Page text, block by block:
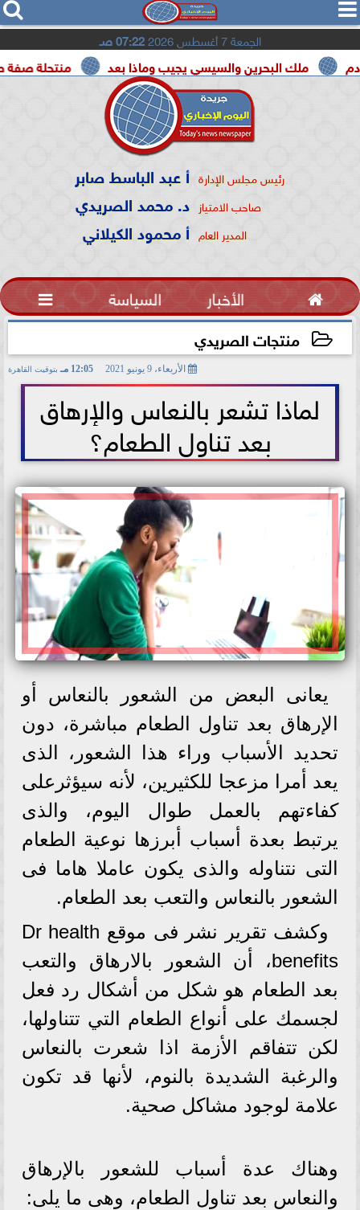
  
الجمعة 7 أغسطس 2026 07:22 صـ
منتحلة صفة صحفية ملك البحرين والسيسي يجيب وماذا بعد
رئيس مجلس الإدارة أ عبد الباسط صابر
صاحب الامتياز د. محمد الصريدي
المدير العام أ محمود الكيلاني
 الأخبار السياسة 
منتجات الصريدي
الأربعاء، 9 يونيو 2021 12:05 مـ بتوقيت القاهرة
لماذا تشعر بالنعاس والإرهاق
بعد تناول الطعام؟
يعانى البعض من الشعور بالنعاس أو
الإرهاق بعد تناول الطعام مباشرة، دون
تحديد الأسباب وراء هذا الشعور، الذى
يعد أمرا مزعجا للكثيرين، لأنه سيؤثرعلى
كفاءتهم بالعمل طوال اليوم، والذى
يرتبط بعدة أسباب أبرزها نوعية الطعام
التى نتناوله والذى يكون عاملا هاما فى
الشعور بالنعاس والتعب بعد الطعام.
وكشف تقرير نشر فى موقع Dr health
benefits، أن الشعور بالارهاق والتعب
بعد الطعام هو شكل من أشكال رد فعل
لجسمك على أنواع الطعام التي تتناولها،
لكن تتفاقم الأزمة اذا شعرت بالنعاس
والرغبة الشديدة بالنوم، لأنها قد تكون
علامة لوجود مشاكل صحية.
وهناك عدة أسباب للشعور بالإرهاق
والنعاس بعد تناول الطعام، وهى ما يلى: